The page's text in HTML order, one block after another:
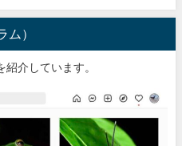
ム）
介しています。